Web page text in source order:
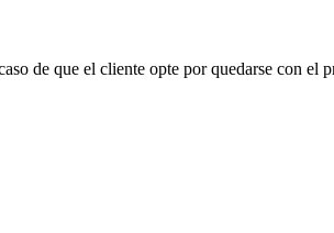
de que el cliente opte por quedarse con el